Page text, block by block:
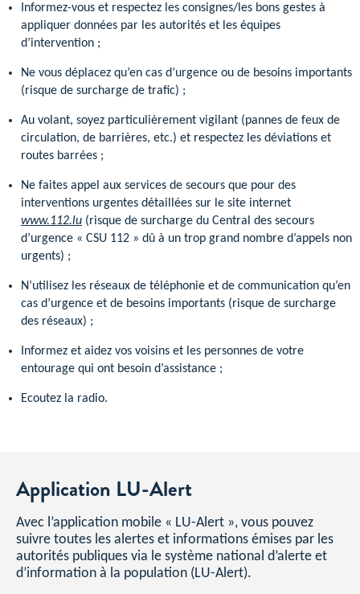
Informez-vous et respectez les consignes/les bons gestes à
appliquer données par les autorités et les équipes
d’intervention ;
Ne vous déplacez qu’en cas d’urgence ou de besoins importants
(risque de surcharge de trafic) ;
Au volant, soyez particulièrement vigilant (pannes de feux de
circulation, de barrières, etc.) et respectez les déviations et
routes barrées ;
Ne faites appel aux services de secours que pour des
interventions urgentes détaillées sur le site internet
www.112.lu (risque de surcharge du Central des secours
d’urgence « CSU 112 » dû à un trop grand nombre d’appels non
urgents) ;
N’utilisez les réseaux de téléphonie et de communication qu’en
cas d’urgence et de besoins importants (risque de surcharge
des réseaux) ;
Informez et aidez vos voisins et les personnes de votre
entourage qui ont besoin d’assistance ;
Ecoutez la radio.
Application LU-Alert
Avec l’application mobile « LU-Alert », vous pouvez
suivre toutes les alertes et informations émises par les
autorités publiques via le système national d’alerte et
d’information à la population (LU-Alert).